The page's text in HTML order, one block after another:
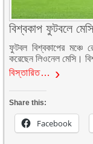
বিশ্বকাপ ফুটবলে
ফুটবল বিশ্বকাপের মঞ্চে
করেছেন লিওনেল মেসি।
বিস্তারিত…
Share this:
Facebook